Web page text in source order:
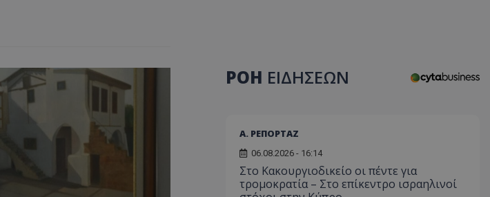
ΡΟΗ ΕΙΔΗΣΕΩΝ
Α. ΡΕΠΟΡΤΑΖ
06.08.2026 - 16:14
Στο Κακουργιοδικείο οι πέντε για
τρομοκρατία – Στο επίκεντρο ισραηλινοί